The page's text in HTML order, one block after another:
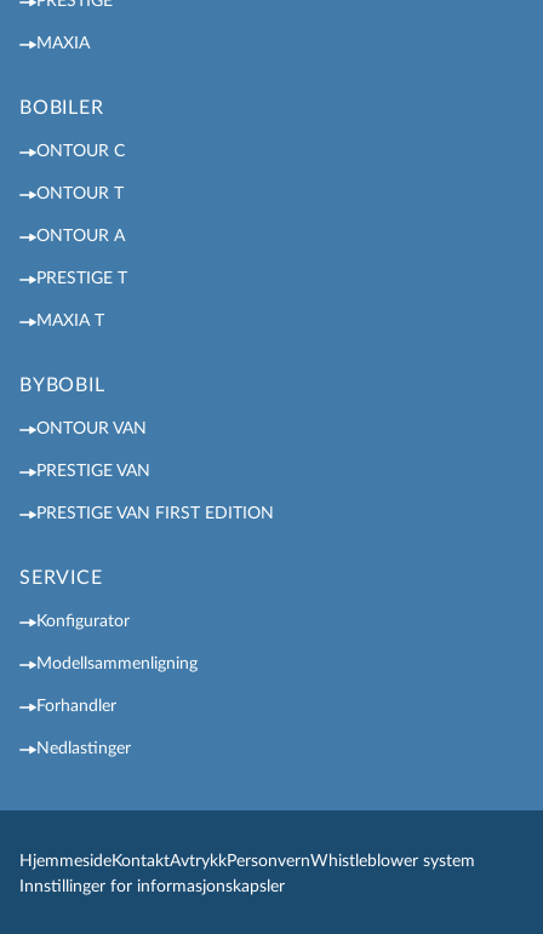
MAXIA
BOBILER
ONTOUR C
ONTOUR T
ONTOUR A
PRESTIGE T
MAXIA T
BYBOBIL
ONTOUR VAN
PRESTIGE VAN
PRESTIGE VAN FIRST EDITION
SERVICE
Konfigurator
Modellsammenligning
Forhandler
Nedlastinger
HjemmesideKontaktAvtrykkPersonvernWhistleblower system
Innstillinger for informasjonskapsler